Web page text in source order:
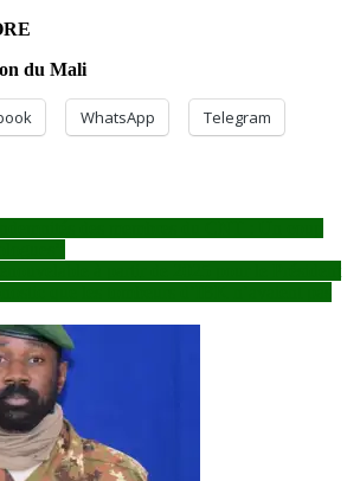
du Mali
WhatsApp Telegram